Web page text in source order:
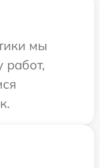
мы
работ,